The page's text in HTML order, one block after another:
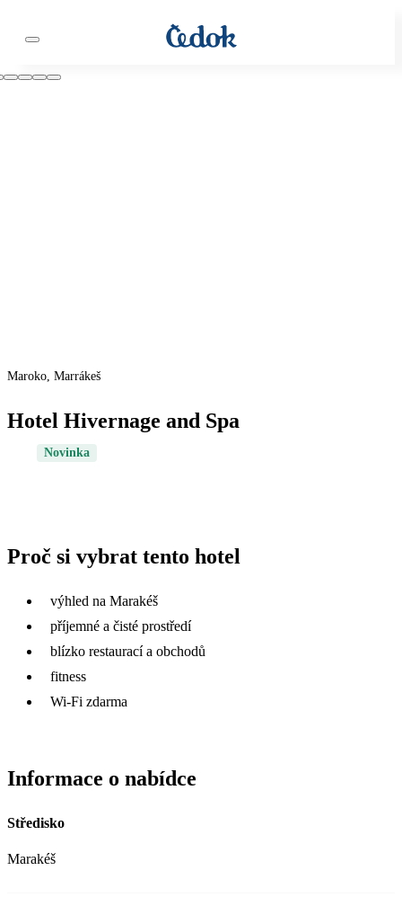
Maroko, Marrákeš
Hotel Hivernage and Spa
Novinka
Proč si vybrat tento hotel
výhled na Marakéš
příjemné a čisté prostředí
blízko restaurací a obchodů
fitness
Wi-Fi zdarma
Informace o nabídce
Středisko
Marakéš